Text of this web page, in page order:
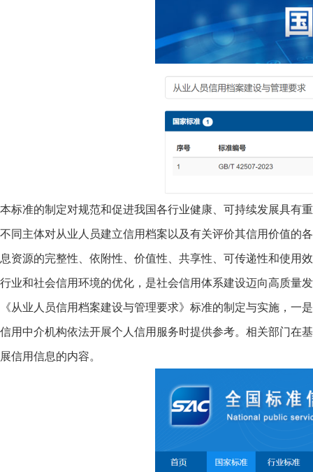
本标准的制定对规范和促进我国各行业健康、可持续发展具有
不同主体对从业人员建立信用档案以及有关评价其信用价值的
息资源的完整性、依附性、价值性、共享性、可传递性和使用
行业和社会信用环境的优化，是社会信用体系建设迈向高质量
《从业人员信用档案建设与管理要求》标准的制定与实施，
信用中介机构依法开展个人信用服务时提供参考。相关部门在
展信用信息的内容。